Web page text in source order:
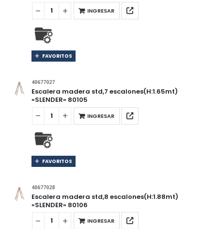
INGRESAR
FAVORITOS
40677027
Escalera madera std,7 escalones(H:1.65mt)
«SLENDER» 80105
INGRESAR
FAVORITOS
40677028
Escalera madera std,8 escalones(H:1.88mt)
«SLENDER» 80106
INGRESAR